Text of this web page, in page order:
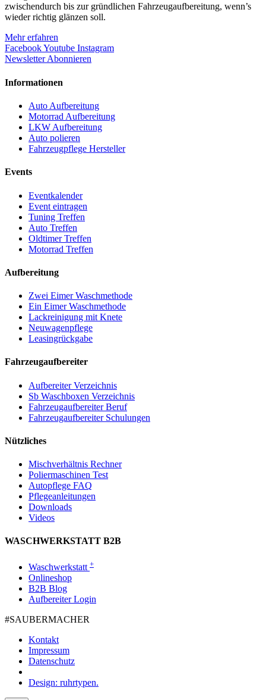
zwischendurch bis zur gründlichen Fahrzeugaufbereitung, wenn’s
wieder richtig glänzen soll.
Mehr erfahren
FacebookYoutube Instagram
Newsletter Abonnieren
Informationen
Auto Aufbereitung
Motorrad Aufbereitung
LKW Aufbereitung
Auto polieren
Fahrzeugpflege Hersteller
Events
Eventkalender
Event eintragen
Tuning Treffen
Auto Treffen
Oldtimer Treffen
Motorrad Treffen
Aufbereitung
Zwei Eimer Waschmethode
Ein Eimer Waschmethode
Lackreinigung mit Knete
Neuwagenpflege
Leasingrückgabe
Fahrzeugaufbereiter
Aufbereiter Verzeichnis
Sb Waschboxen Verzeichnis
Fahrzeugaufbereiter Beruf
Fahrzeugaufbereiter Schulungen
Nützliches
Mischverhältnis Rechner
Poliermaschinen Test
Autopflege FAQ
Pflegeanleitungen
Downloads
Videos
WASCHWERKSTATT B2B
Waschwerkstatt +
Onlineshop
B2B Blog
Aufbereiter Login
#SAUBER­MACHER
Kontakt
Impressum
Datenschutz
Design: ruhrtypen.